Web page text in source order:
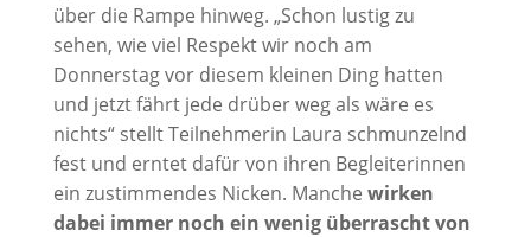
über die Rampe hinweg. „Schon lustig zu
sehen, wie viel Respekt wir noch am
Donnerstag vor diesem kleinen Ding hatten
und jetzt fährt jede drüber weg als wäre es
nichts“ stellt Teilnehmerin Laura schmunzelnd
fest und erntet dafür von ihren Begleiterinnen
ein zustimmendes Nicken. Manche wirken
dabei immer noch ein wenig überrascht von